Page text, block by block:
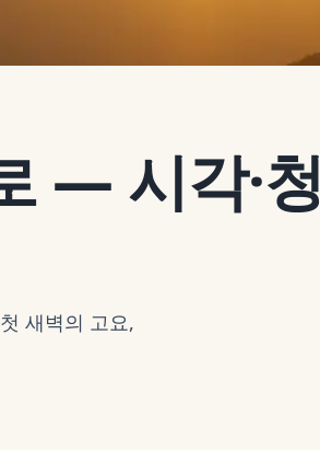
— 시각·청
새벽의 고요,